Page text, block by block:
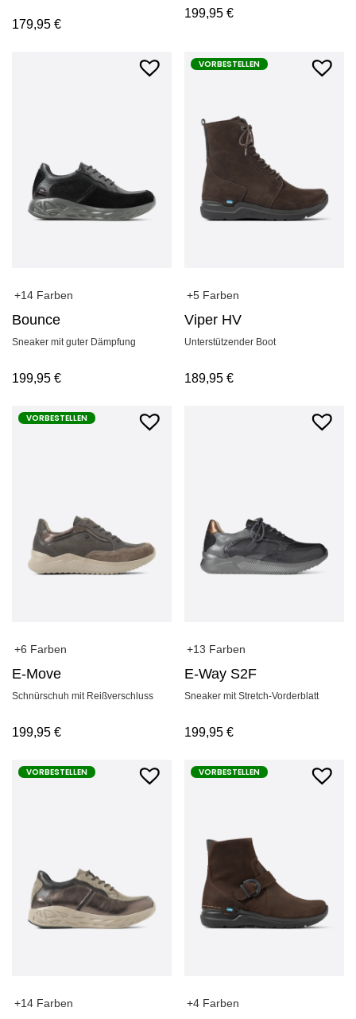
179,95 €
199,95€
+14 Farben
Bounce
Sneaker mit guter Dämpfung
199,95 €
VORBESTELLEN
+5 Farben
Viper HV
Unterstützender Boot
189,95€
VORBESTELLEN
+6 Farben
E-Move
Schnürschuh mit Reißverschluss
199,95 €
+13 Farben
E-Way S2F
Sneaker mit Stretch-Vorderblatt
199,95€
VORBESTELLEN
+14 Farben
VORBESTELLEN
+4 Farben